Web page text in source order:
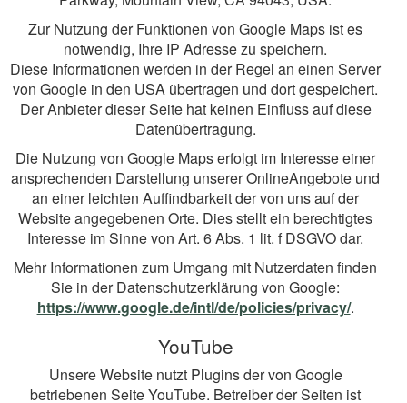
Zur Nutzung der Funktionen von Google Maps ist es
notwendig, Ihre IP Adresse zu speichern.
Diese Informationen werden in der Regel an einen Server
von Google in den USA übertragen und dort gespeichert.
Der Anbieter dieser Seite hat keinen Einfluss auf diese
Datenübertragung.
Die Nutzung von Google Maps erfolgt im Interesse einer
ansprechenden Darstellung unserer OnlineAngebote und
an einer leichten Auffindbarkeit der von uns auf der
Website angegebenen Orte. Dies stellt ein berechtigtes
Interesse im Sinne von Art. 6 Abs. 1 lit. f DSGVO dar.
Mehr Informationen zum Umgang mit Nutzerdaten finden
Sie in der Datenschutzerklärung von Google:
https://www.google.de/intl/de/policies/privacy/.
YouTube
Unsere Website nutzt Plugins der von Google
betriebenen Seite YouTube. Betreiber der Seiten ist